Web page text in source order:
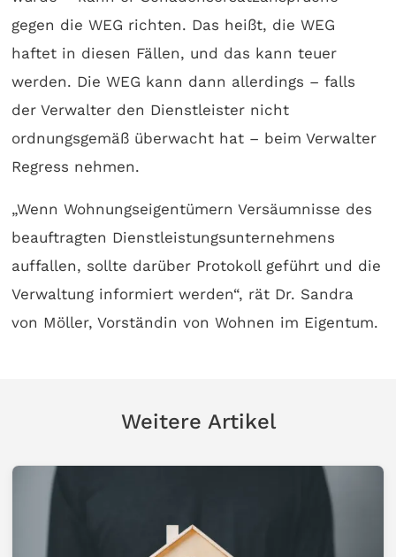
gegen die WEG richten. Das heißt, die WEG
haftet in diesen Fällen, und das kann teuer
werden. Die WEG kann dann allerdings – falls
der Verwalter den Dienstleister nicht
ordnungsgemäß überwacht hat – beim Verwalter
Regress nehmen.
„Wenn Wohnungseigentümern Versäumnisse des
beauftragten Dienstleistungsunternehmens
auffallen, sollte darüber Protokoll geführt und die
Verwaltung informiert werden“, rät Dr. Sandra
von Möller, Vorständin von Wohnen im Eigentum.
Weitere Artikel